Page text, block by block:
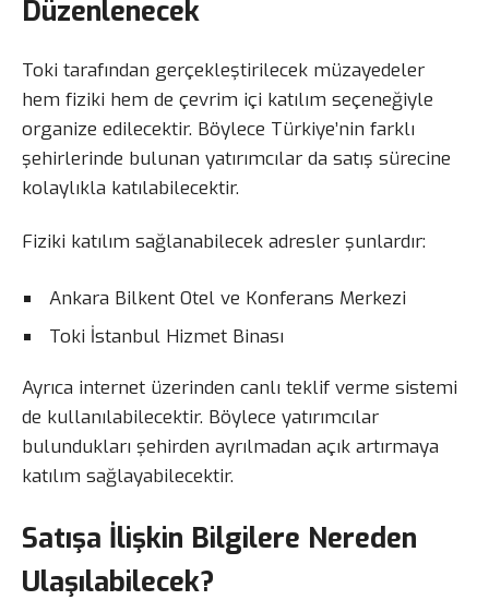
Düzenlenecek
Toki tarafından gerçekleştirilecek müzayedeler
hem fiziki hem de çevrim içi katılım seçeneğiyle
organize edilecektir. Böylece Türkiye’nin farklı
şehirlerinde bulunan yatırımcılar da satış sürecine
kolaylıkla katılabilecektir.
Fiziki katılım sağlanabilecek adresler şunlardır:
Ankara Bilkent Otel ve Konferans Merkezi
Toki İstanbul Hizmet Binası
Ayrıca internet üzerinden canlı teklif verme sistemi
de kullanılabilecektir. Böylece yatırımcılar
bulundukları şehirden ayrılmadan açık artırmaya
katılım sağlayabilecektir.
Satışa İlişkin Bilgilere Nereden
Ulaşılabilecek?